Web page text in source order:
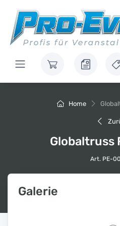
Home
Globaltruss
Art. PE-
Galerie